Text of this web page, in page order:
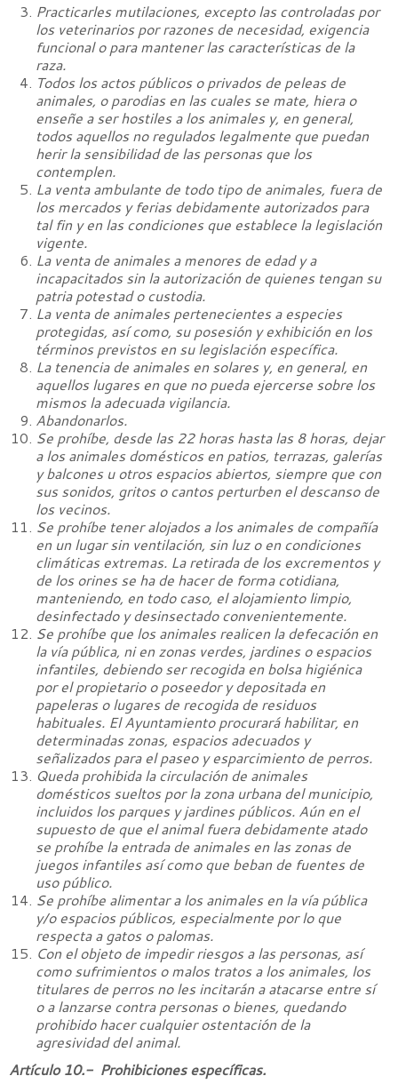
Practicarles mutilaciones, excepto las controladas por
los veterinarios por razones de necesidad, exigencia
funcional o para mantener las características de la
raza.
Todos los actos públicos o privados de peleas de
animales, o parodias en las cuales se mate, hiera o
enseñe a ser hostiles a los animales y, en general,
todos aquellos no regulados legalmente que puedan
herir la sensibilidad de las personas que los
contemplen.
La venta ambulante de todo tipo de animales, fuera de
los mercados y ferias debidamente autorizados para
tal fin y en las condiciones que establece la legislación
vigente.
La venta de animales a menores de edad y a
incapacitados sin la autorización de quienes tengan su
patria potestad o custodia.
La venta de animales pertenecientes a especies
protegidas, así como, su posesión y exhibición en los
términos previstos en su legislación específica.
La tenencia de animales en solares y, en general, en
aquellos lugares en que no pueda ejercerse sobre los
mismos la adecuada vigilancia.
Abandonarlos.
Se prohíbe, desde las 22 horas hasta las 8 horas, dejar
a los animales domésticos en patios, terrazas, galerías
y balcones u otros espacios abiertos, siempre que con
sus sonidos, gritos o cantos perturben el descanso de
los vecinos.
Se prohíbe tener alojados a los animales de compañía
en un lugar sin ventilación, sin luz o en condiciones
climáticas extremas. La retirada de los excrementos y
de los orines se ha de hacer de forma cotidiana,
manteniendo, en todo caso, el alojamiento limpio,
desinfectado y desinsectado convenientemente.
Se prohíbe que los animales realicen la defecación en
la vía pública, ni en zonas verdes, jardines o espacios
infantiles, debiendo ser recogida en bolsa higiénica
por el propietario o poseedor y depositada en
papeleras o lugares de recogida de residuos
habituales. El Ayuntamiento procurará habilitar, en
determinadas zonas, espacios adecuados y
señalizados para el paseo y esparcimiento de perros.
Queda prohibida la circulación de animales
domésticos sueltos por la zona urbana del municipio,
incluidos los parques y jardines públicos. Aún en el
supuesto de que el animal fuera debidamente atado
se prohíbe la entrada de animales en las zonas de
juegos infantiles así como que beban de fuentes de
uso público.
Se prohíbe alimentar a los animales en la vía pública
y/o espacios públicos, especialmente por lo que
respecta a gatos o palomas.
Con el objeto de impedir riesgos a las personas, así
como sufrimientos o malos tratos a los animales, los
titulares de perros no les incitarán a atacarse entre sí
o a lanzarse contra personas o bienes, quedando
prohibido hacer cualquier ostentación de la
agresividad del animal.
Artículo 10.- Prohibiciones específicas.